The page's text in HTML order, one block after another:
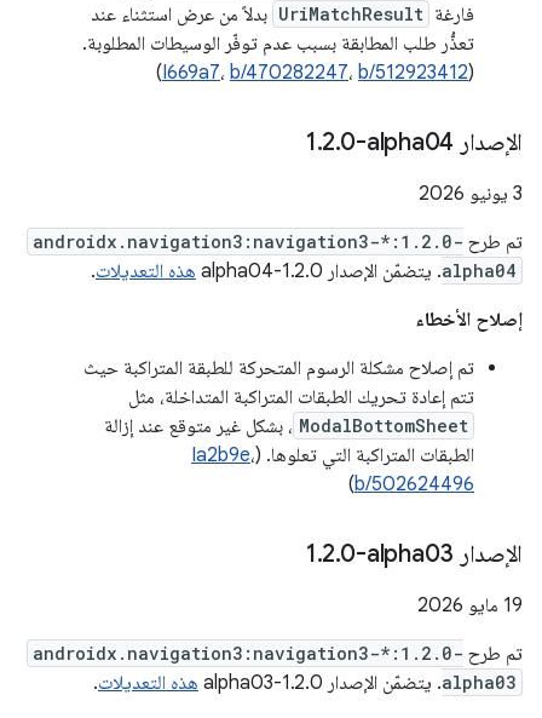
فارغة UriMatchResult بدلاً من عرض استثناء عند
تعذُّر طلب المطابقة بسبب عدم توفّر الوسيطات المطلوبة.
(
I669a7، b/470282247، b/512923412
)
الإصدار ‎1 .2.0-alpha04
‫3 يونيو 2026
تم طرح androidx.navigation3:navigation3-*:1.2.0-
alpha04. يتضمّن الإصدار 1.2.0-alpha04 هذه التعديلات.
إصلاح الأخطاء
تم إصلاح مشكلة الرسوم المتحركة للطبقة المتراكبة حيث
تتم إعادة تحريك الطبقات المتراكبة المتداخلة، مثل
ModalBottomSheet ، بشكل غير متوقع عند إزالة
الطبقات المتراكبة التي تعلوها. ( Ia2b9e،
b/502624496
)
الإصدار ‎1 .2.0-alpha03
‫19 مايو 2026
تم طرح androidx.navigation3:navigation3-*:1.2.0-
alpha03. يتضمّن الإصدار 1.2.0-alpha03 هذه التعديلات.